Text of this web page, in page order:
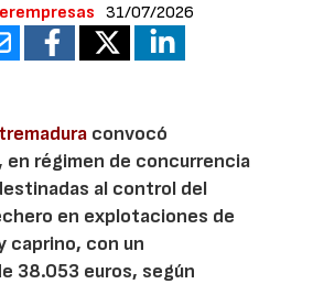
31/07/2026
convocó
en régimen de concurrencia
al control del
en explotaciones de
caprino, con un
38.053 euros, según